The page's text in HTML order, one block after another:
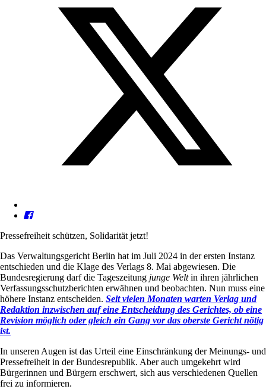
Pressefreiheit schützen, Solidarität jetzt!
Das Verwaltungsgericht Berlin hat im Juli 2024 in der ersten Instanz
entschieden und die Klage des Verlags 8. Mai abgewiesen. Die
Bundesregierung darf die Tageszeitung junge Weltin ihren jährlichen
Verfassungsschutzberichten erwähnen und beobachten. Nun muss eine
höhere Instanz entscheiden. Seit vielen Monaten warten Verlag und
Redaktion inzwischen auf eine Entscheidung des Gerichtes, ob eine
Revision möglich oder gleich ein Gang vor das oberste Gericht nötig
ist.
In unseren Augen ist das Urteil eine Einschränkung der Meinungs- und
Pressefreiheit in der Bundesrepublik. Aber auch umgekehrt wird
Bürgerinnen und Bürgern erschwert, sich aus verschiedenen Quellen
frei zu informieren.